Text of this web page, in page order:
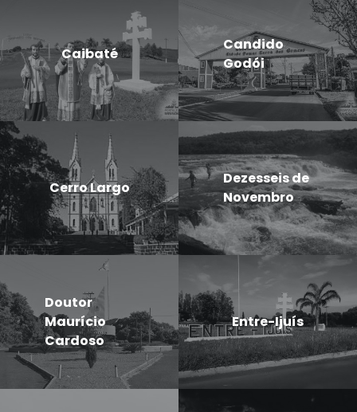
Caibaté
Candido
Godói
Cerro Largo
Dezesseis de
Novembro
Doutor
Maurício
Cardoso
Entre-Ijuís